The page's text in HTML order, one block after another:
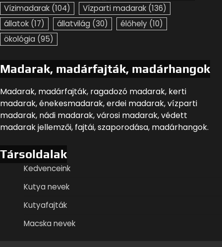
Vízimadarak (104) Vízparti madarak (136)
állatok (17) állatvilág (30) élőhely (10)
ökológia (95)
Madarak, madárfajták, madárhangok
Madarak, madárfajták, ragadozó madarak, kerti
madarak, énekesmadarak, erdei madarak, vízparti
madarak, nádi madarak, városi madarak, védett
madarak jellemzői, fajtái, szaporodása, madárhangok.
Társoldalak
Kedvenceink
Kutya nevek
Kutyafajták
Macska nevek